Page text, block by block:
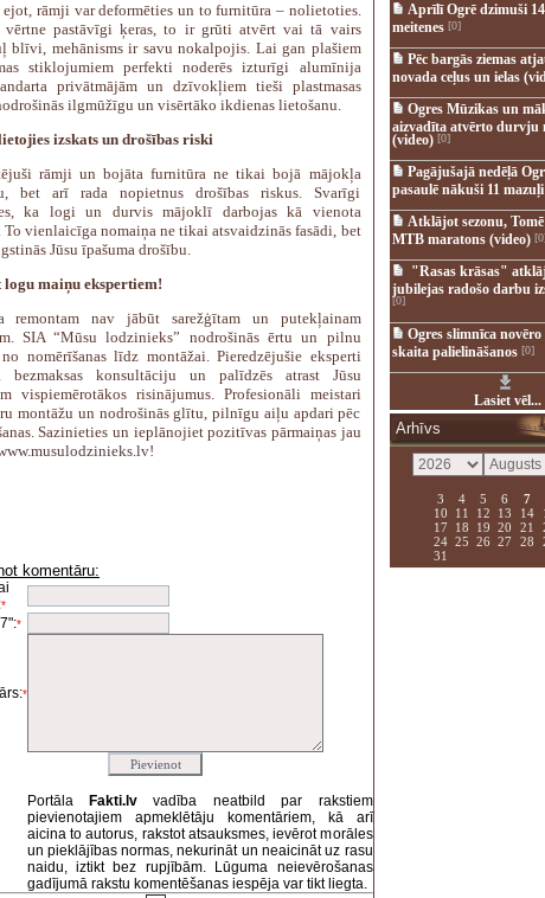
ejot, rāmji var deformēties un to furnitūra – nolietoties.
vērtne pastāvīgi ķeras, to ir grūti atvērt vai tā vairs
blīvi, mehānisms ir savu nokalpojis. Lai gan plašiem
stiklojumiem perfekti noderēs izturīgi alumīnija
privātmājām un dzīvokļiem tieši plastmasas
ilgmūžīgu un visērtāko ikdienas lietošanu.
izskats un drošības riski
rāmji un bojāta furnitūra ne tikai bojā mājokļa
bet arī rada nopietnus drošības riskus. Svarīgi
ka logi un durvis mājoklī darbojas kā vienota
To vienlaicīga nomaiņa ne tikai atsvaidzinās fasādi, bet
Jūsu īpašuma drošību.
logu maiņu ekspertiem!
remontam nav jābūt sarežģītam un putekļainam
SIA “Mūsu lodzinieks” nodrošinās ērtu un pilnu
nomērīšanas līdz montāžai. Pieredzējušie eksperti
bezmaksas konsultāciju un palīdzēs atrast Jūsu
vispiemērotākos risinājumus. Profesionāli meistari
montāžu un nodrošinās glītu, pilnīgu aiļu apdari pēc
Sazinieties un ieplānojiet pozitīvas pārmaiņas jau
!
komentāru:
*
*
*
Portāla Fakti.lvvadība neatbild par rakstiem
pievienotajiem apmeklētāju komentāriem, kā arī
aicina to autorus, rakstot atsauksmes, ievērot morāles
un pieklājības normas, nekurināt un neaicināt uz rasu
naidu, iztikt bez rupjībām. Lūguma neievērošanas
gadījumā rakstu komentēšanas iespēja var tikt liegta.
Aprīlī Ogrē dzimuši
meitenes [0]
Pēc bargās ziemas
novada ceļus un ielas
Ogres Mūzikas un
aizvadīta atvērto durvju
(video)[0]
Pagājušajā nedēļā
pasaulē nākuši 11 mazuļi
Atklājot sezonu,
MTB maratons (video)
"Rasas krāsas"
jubilejas radošo darbu
[0]
Ogres slimnīca
skaita palielināšanos [0]
Lasiet vēl...
Arhīvs
3
4 5 6 7
10
11 12 13 14
17
18 19 20 21
24 25 26 27 28
31